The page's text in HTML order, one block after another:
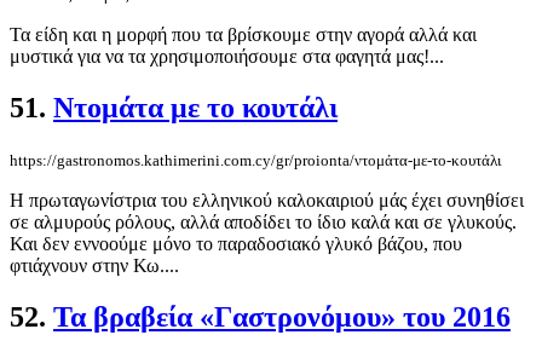
Τα είδη και η μορφή που τα βρίσκουμε στην αγορά αλλά και
μυστικά για να τα χρησιμοποιήσουμε στα φαγητά μας!...
51. Ντομάτα με το κουτάλι
https://gastronomos.kathimerini.com.cy/gr/proionta/ντομάτα-με-το-κουτάλι
Η πρωταγωνίστρια του ελληνικού καλοκαιριού μάς έχει συνηθίσει
σε αλμυρούς ρόλους, αλλά αποδίδει το ίδιο καλά και σε γλυκούς.
Και δεν εννοούμε μόνο το παραδοσιακό γλυκό βάζου, που
φτιάχνουν στην Κω....
52. Τα βραβεία «Γαστρονόμου» του 2016